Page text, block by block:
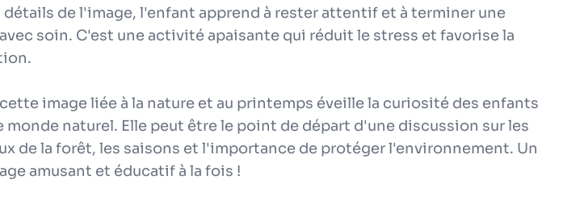
détails de l'image, l'enfant apprend à rester attentif et à terminer une
soin. C'est une activité apaisante qui réduit le stress et favorise la
image liée à la nature et au printemps éveille la curiosité des enfants
monde naturel. Elle peut être le point de départ d'une discussion sur les
de la forêt, les saisons et l'importance de protéger l'environnement. Un
amusant et éducatif à la fois !